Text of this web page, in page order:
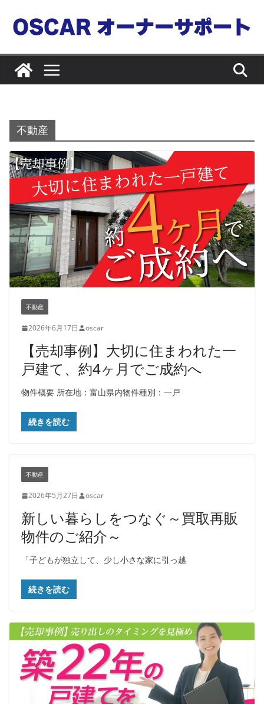
ン
不動産
不動産
2026年6月17日 oscar
【売却事例】大切に住まわれた一
戸建て、約4ヶ月でご成約へ
物件概要 所在地：富山県内物件種別：一戸
続きを読む
不動産
2026年5月27日 oscar
新しい暮らしをつなぐ～買取再販
物件のご紹介～
「子どもが独立して、少し小さな家に引っ越
続きを読む